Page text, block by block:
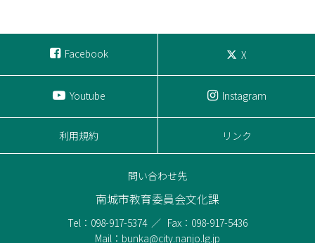
Facebook X
Youtube Instagram
利用規約 リンク
問い合わせ先
南城市教育委員会文化課
Tel：098-917-5374
Fax：098-917-5436
Mail：bunka@city.nanjo.lg.jp